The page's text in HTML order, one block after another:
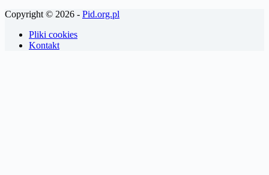
Copyright © 2026 - Pid.org.pl
Pliki cookies
Kontakt